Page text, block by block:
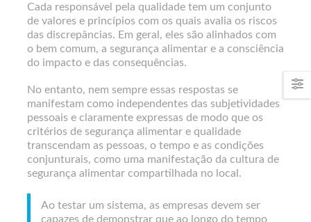
Cada responsável pela qualidade tem um conjunto
de valores e princípios com os quais avalia os riscos
das discrepâncias. Em geral, eles são alinhados com
o bem comum, a segurança alimentar e a consciência
do impacto e das consequências.
No entanto, nem sempre essas respostas se
manifestam como independentes das subjetividades
pessoais e claramente expressas de modo que os
critérios de segurança alimentar e qualidade
transcendam as pessoas, o tempo e as condições
conjunturais, como uma manifestação da cultura de
segurança alimentar compartilhada no local.
Ao testar um sistema, as empresas devem ser
capazes de demonstrar que ao longo do tempo